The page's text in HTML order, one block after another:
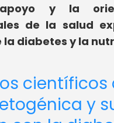
y la
de la salud
la diabetes y la
científicos
y